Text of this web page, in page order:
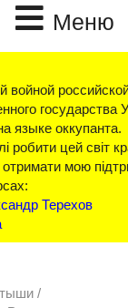
Меню
войной
государства
языке оккупанта.
робити цей світ
мою
Терехов
/